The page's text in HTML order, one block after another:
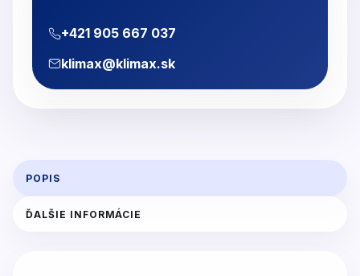
+421 905 667 037
klimax@klimax.sk
POPIS
ĎALŠIE INFORMÁCIE